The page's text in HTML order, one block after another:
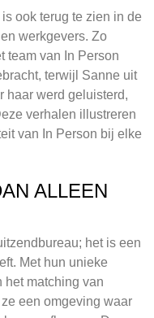
ook terug te zien in de
werkgevers. Zo
team van In Person
terwijl Sanne uit
haar werd geluisterd,
verhalen illustreren
van In Person bij elke
ALLEEN
het is een
Met hun unieke
het matching van
een omgeving waar